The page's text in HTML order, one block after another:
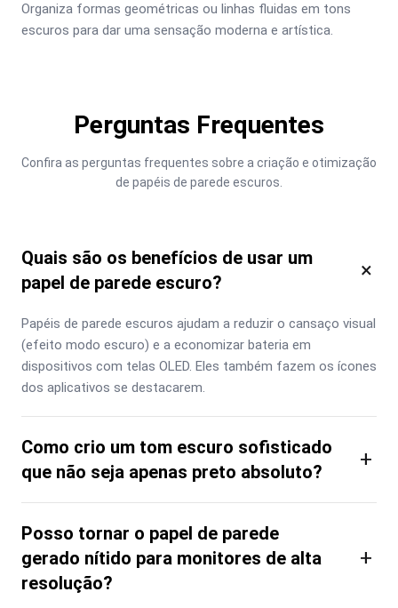
Organiza formas geométricas ou linhas fluidas em tons
escuros para dar uma sensação moderna e artística.
Perguntas Frequentes
Confira as perguntas frequentes sobre a criação e otimização
de papéis de parede escuros.
Quais são os benefícios de usar um
papel de parede escuro?
×
Papéis de parede escuros ajudam a reduzir o cansaço visual
(efeito modo escuro) e a economizar bateria em
dispositivos com telas OLED. Eles também fazem os ícones
dos aplicativos se destacarem.
Como crio um tom escuro sofisticado
que não seja apenas preto absoluto?
+
Posso tornar o papel de parede
gerado nítido para monitores de alta
resolução?
+